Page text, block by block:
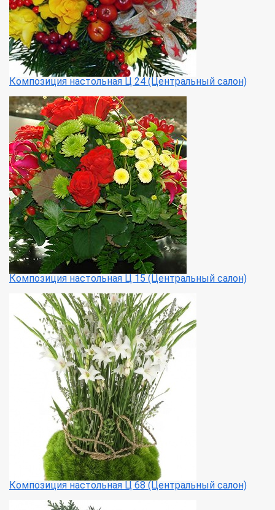
Композиция настольная Ц 24 (Центральный салон)
Композиция настольная Ц 15 (Центральный салон)
Композиция настольная Ц 68 (Центральный салон)